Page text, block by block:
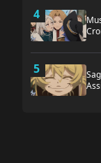
4
5